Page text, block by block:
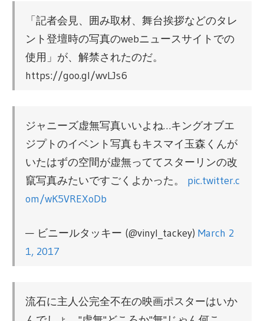
「記者会見、囲み取材、舞台挨拶などのタレ
ント登壇時の写真のwebニュースサイトでの
使用」が、解禁されたのだ。
https://goo.gl/wvLJs6
ジャニーズ虚無写真いいよね…キングオブエ
ジプトのイベント写真もキスマイ玉森くんが
いたはずの空間が虚無っててスターリンの改
竄写真みたいですごくよかった。 pic.twitter.c
om/wK5VREXoDb
— ビニールタッキー (@vinyl_tackey)March 2
1, 2017
流石に主人公完全不在の映画ポスターはいか